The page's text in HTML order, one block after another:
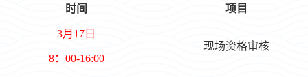
时间 项目
3月 17 日
8：00-16:00
现场资格审核